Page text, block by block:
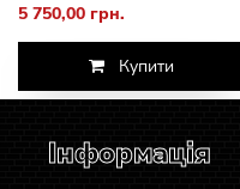
5 750,00 грн.
Купити
Інформація